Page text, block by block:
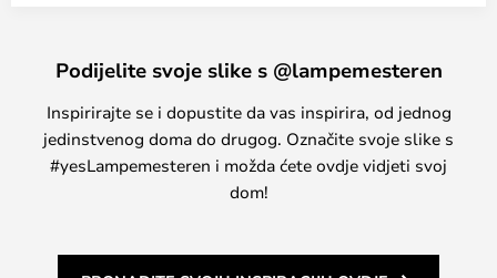
Podijelite svoje slike s @lampemesteren
Inspirirajte se i dopustite da vas inspirira, od jednog
jedinstvenog doma do drugog. Označite svoje slike s
#yesLampemesteren i možda ćete ovdje vidjeti svoj
dom!